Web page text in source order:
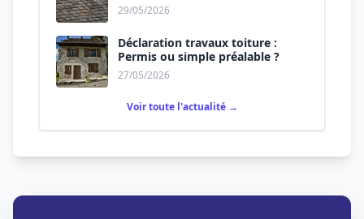
29/05/2026
Déclaration travaux toiture :
Permis ou simple préalable ?
27/05/2026
Voir toute l'actualité →